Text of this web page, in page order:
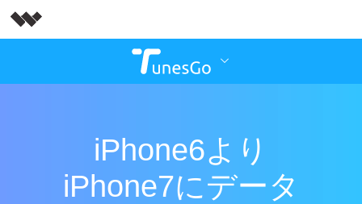
iPhone6より
iPhone7にデータ